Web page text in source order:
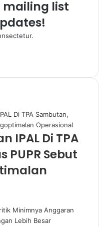
mailing list
IPAL Di TPA
PUPR Sebut